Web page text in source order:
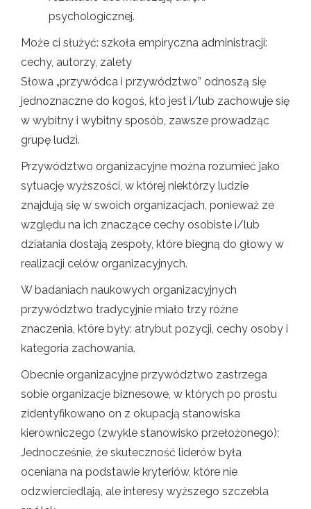
psychologicznej.
Może ci służyć: szkoła empiryczna administracji:
cechy, autorzy, zalety
Słowa „przywódca i przywództwo” odnoszą się
jednoznaczne do kogoś, kto jest i/lub zachowuje się
w wybitny i wybitny sposób, zawsze prowadząc
grupę ludzi.
Przywództwo organizacyjne można rozumieć jako
sytuację wyższości, w której niektórzy ludzie
znajdują się w swoich organizacjach, ponieważ ze
względu na ich znaczące cechy osobiste i/lub
działania dostają zespoły, które biegną do głowy w
realizacji celów organizacyjnych.
W badaniach naukowych organizacyjnych
przywództwo tradycyjnie miało trzy różne
znaczenia, które były: atrybut pozycji, cechy osoby i
kategoria zachowania.
Obecnie organizacyjne przywództwo zastrzega
sobie organizacje biznesowe, w których po prostu
zidentyfikowano on z okupacją stanowiska
kierowniczego (zwykle stanowisko przełożonego);
Jednocześnie, że skuteczność liderów była
oceniana na podstawie kryteriów, które nie
odzwierciedlają, ale interesy wyższego szczebla